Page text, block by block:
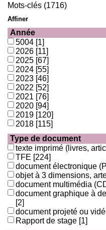
Mots-clés (1716)
Affiner
Année
5004 [1]
2026 [11]
2025 [67]
2024 [55]
2023 [46]
2022 [52]
2021 [76]
2020 [94]
2019 [120]
2018 [115]
Type de document
texte imprimé (livres,
TFE [224]
document électronique
objet à 3 dimensions,
document multimédia
document graphique à
[2]
document projeté ou
Rapport de stage [1]